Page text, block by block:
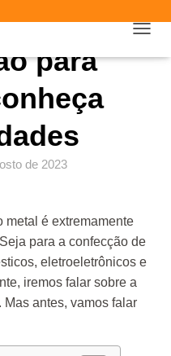
L
A
Ç
para
de 2023
metal é extremamente
para a confecção de
eletroeletrônicos e
iremos falar sobre a
antes, vamos falar